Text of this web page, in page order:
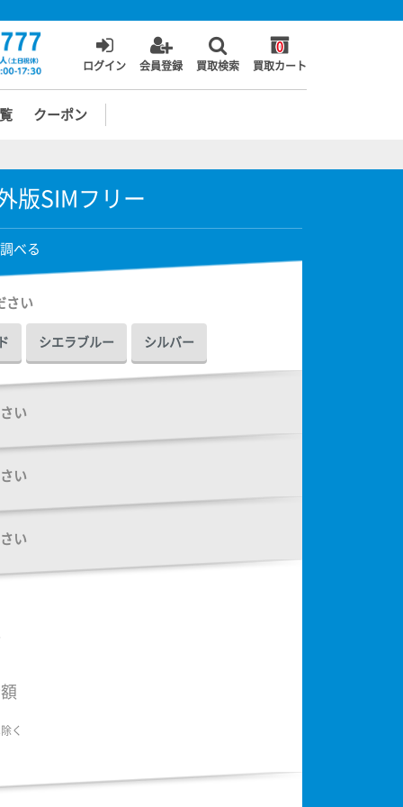
ログイン 会員登録 買取検索
0
買取カート
クーポン
版SIMフリー
べる
さい
シエラブルー シルバー
い
い
い
く